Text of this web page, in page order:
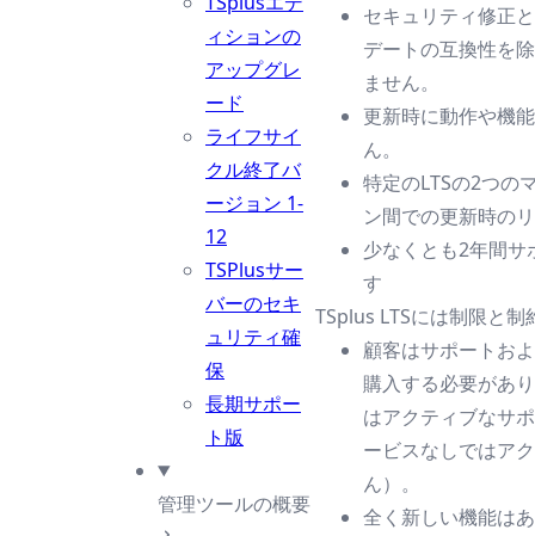
ィションの
アップグレ
ード
ライフサイ
クル終了バ
ージョン 1-
12
TSPlusサー
バーのセキ
ュリティ確
保
長期サポー
ト版
管理ツールの概要
セキュリティ修正
デートの互換性を
ません。
更新時に動作や機
ん。
特定のLTSの2つの
ン間での更新時の
少なくとも2年間
す
TSplus LTSには制限と制
顧客はサポートお
購入する必要があ
はアクティブなサ
ービスなしではア
ん）。
全く新しい機能は